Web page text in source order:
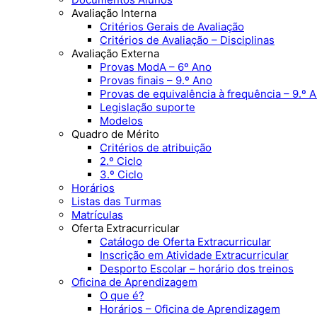
Avaliação Interna
Critérios Gerais de Avaliação
Critérios de Avaliação – Disciplinas
Avaliação Externa
Provas ModA – 6º Ano
Provas finais – 9.º Ano
Provas de equivalência à frequência – 9.º
Legislação suporte
Modelos
Quadro de Mérito
Critérios de atribuição
2.º Ciclo
3.º Ciclo
Horários
Listas das Turmas
Matrículas
Oferta Extracurricular
Catálogo de Oferta Extracurricular
Inscrição em Atividade Extracurricular
Desporto Escolar – horário dos treinos
Oficina de Aprendizagem
O que é?
Horários – Oficina de Aprendizagem